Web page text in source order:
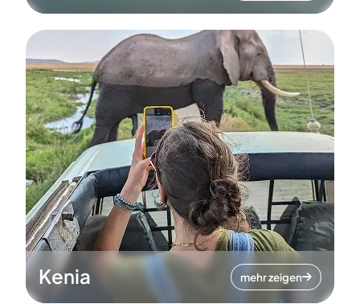
Kenia mehr zeigen